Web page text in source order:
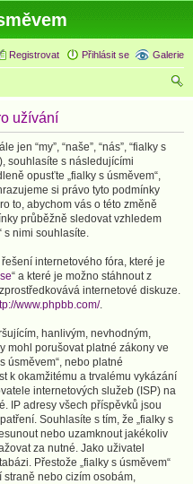
Galerie
Přihlásit se
Registrovat
užívání
jen “my”, “naše”, “nás”, “fialky s
souhlasíte s následujícími
opusťte „fialky s úsměvem“,
si právo tyto podmínky
to, abychom vás o této změně
průběžně sledovat vzhledem
s nimi souhlasíte.
internetového fóra, které je
“ a které je možno stáhnout z
internetové diskuze.
www.phpbb.com/.
hanlivým, nevhodným,
mohl porušovat platné zákony ve
úsměvem“, nebo platné
k okamžitému a trvalému vykázání
internetových služeb (ISP) na
IP adresy všech příspěvků jsou
Souhlasíte s tím, že „fialky s
nebo uzamknout jakékoliv
za nutné. Jako uživatel
Přestože „fialky s úsměvem“
straně nebo cizím osobám,